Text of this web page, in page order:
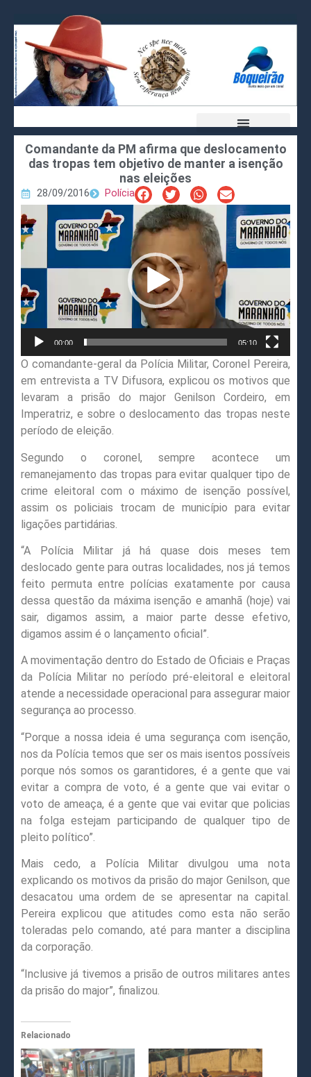
Comandante da PM afirma que deslocamento
das tropas tem objetivo de manter a isenção
nas eleições
28/09/2016 Polícia
Tocador
de
vídeo
00:00 05:10
O comandante-geral da Polícia Militar, Coronel Pereira,
em entrevista a TV Difusora, explicou os motivos que
levaram a prisão do major Genilson Cordeiro, em
Imperatriz, e sobre o deslocamento das tropas neste
período de eleição.
Segundo o coronel, sempre acontece um
remanejamento das tropas para evitar qualquer tipo de
crime eleitoral com o máximo de isenção possível,
assim os policiais trocam de município para evitar
ligações partidárias.
“A Polícia Militar já há quase dois meses tem
deslocado gente para outras localidades, nos já temos
feito permuta entre polícias exatamente por causa
dessa questão da máxima isenção e amanhã (hoje) vai
sair, digamos assim, a maior parte desse efetivo,
digamos assim é o lançamento oficial”.
A movimentação dentro do Estado de Oficiais e Praças
da Polícia Militar no período pré-eleitoral e eleitoral
atende a necessidade operacional para assegurar maior
segurança ao processo.
“Porque a nossa ideia é uma segurança com isenção,
nos da Polícia temos que ser os mais isentos possíveis
porque nós somos os garantidores, é a gente que vai
evitar a compra de voto, é a gente que vai evitar o
voto de ameaça, é a gente que vai evitar que policias
na folga estejam participando de qualquer tipo de
pleito político”.
Mais cedo, a Polícia Militar divulgou uma nota
explicando os motivos da prisão do major Genilson, que
desacatou uma ordem de se apresentar na capital.
Pereira explicou que atitudes como esta não serão
toleradas pelo comando, até para manter a disciplina
da corporação.
“Inclusive já tivemos a prisão de outros militares antes
da prisão do major”, finalizou.
Relacionado